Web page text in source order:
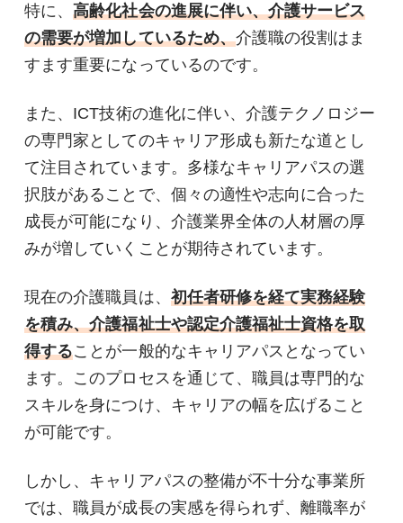
特に、高齢化社会の進展に伴い、介護サービス
の需要が増加しているため、介護職の役割はま
すます重要になっているのです。
また、ICT技術の進化に伴い、介護テクノロジー
の専門家としてのキャリア形成も新たな道とし
て注目されています。多様なキャリアパスの選
択肢があることで、個々の適性や志向に合った
成長が可能になり、介護業界全体の人材層の厚
みが増していくことが期待されています。
現在の介護職員は、 初任者研修を経て実務経験
を積み、介護福祉士や認定介護福祉士資格を取
得することが一般的なキャリアパスとなってい
ます。このプロセスを通じて、職員は専門的な
スキルを身につけ、キャリアの幅を広げること
が可能です。
しかし、キャリアパスの整備が不十分な事業所
では、職員が成長の実感を得られず、離職率が